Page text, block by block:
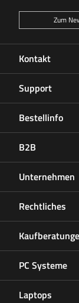
Kontakt
Support
Bestellinfo
B2B
Unternehmen
Rechtliches
PC Systeme
Laptops
Zum